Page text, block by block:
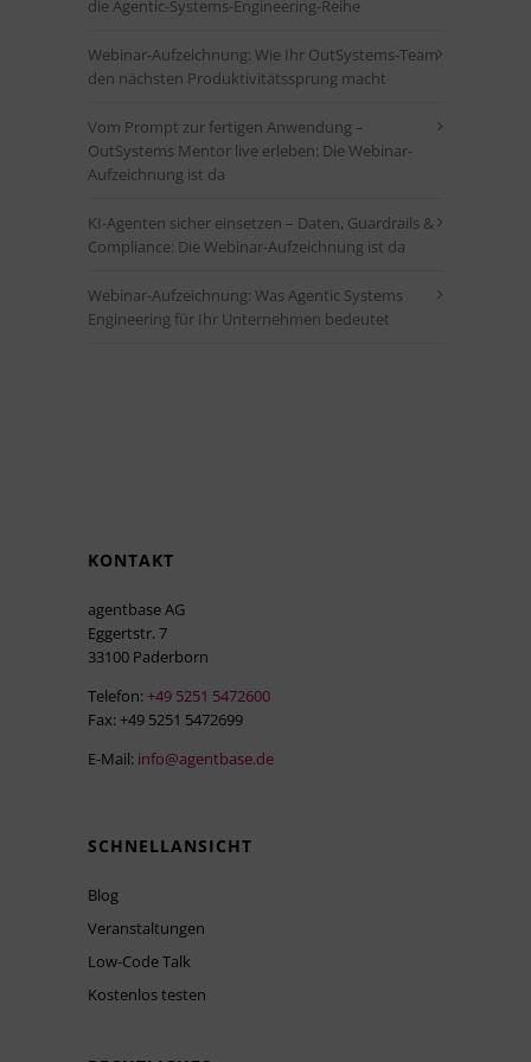
die Agentic-Systems-Engineering-Reihe
Webinar-Aufzeichnung: Wie Ihr OutSystems-Team
den nächsten Produktivitätssprung macht
Vom Prompt zur fertigen Anwendung –
OutSystems Mentor live erleben: Die Webinar-
Aufzeichnung ist da
KI-Agenten sicher einsetzen – Daten, Guardrails &
Compliance: Die Webinar-Aufzeichnung ist da
Webinar-Aufzeichnung: Was Agentic Systems
Engineering für Ihr Unternehmen bedeutet
KONTAKT
agentbase AG
Eggertstr. 7
33100 Paderborn
Telefon: +49 5251 5472600
Fax: +49 5251 5472699
E-Mail: info@agentbase.de
SCHNELLANSICHT
Blog
Veranstaltungen
Low-Code Talk
Kostenlos testen